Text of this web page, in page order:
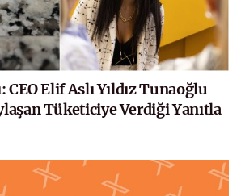
CEO Elif Aslı Yıldız Tunaoğlu
Tüketiciye Verdiği Yanıtla